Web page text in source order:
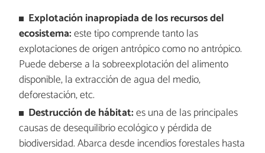
Explotación inapropiada de los recursos del
ecosistema:este tipo comprende tanto las
explotaciones de origen antrópico como no antrópico.
Puede deberse a la sobreexplotación del alimento
disponible, la extracción de agua del medio,
deforestación, etc.
Destrucción de hábitat:es una de las principales
causas de desequilibrio ecológico y pérdida de
biodiversidad. Abarca desde incendios forestales hasta